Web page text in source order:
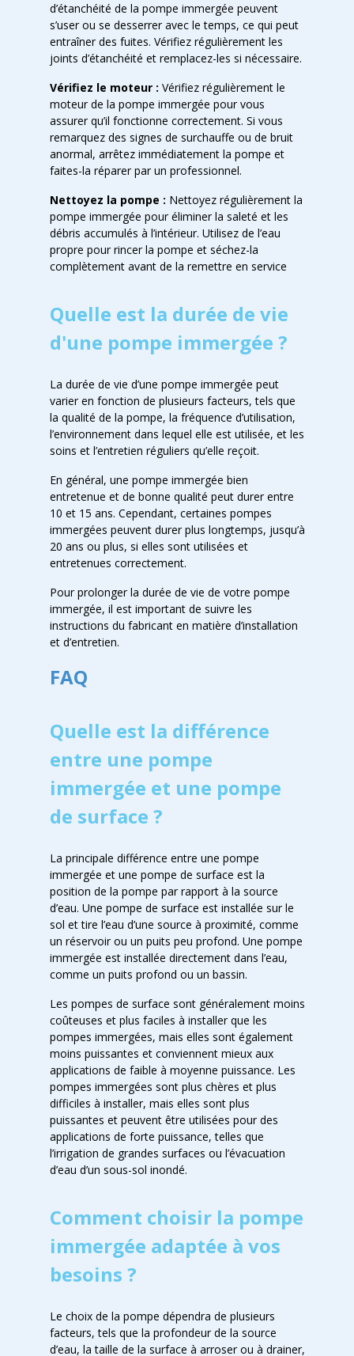
d’étanchéité de la pompe immergée peuvent
s’user ou se desserrer avec le temps, ce qui peut
entraîner des fuites. Vérifiez régulièrement les
joints d’étanchéité et remplacez-les si nécessaire.
Vérifiez le moteur : Vérifiez régulièrement le
moteur de la pompe immergée pour vous
assurer qu’il fonctionne correctement. Si vous
remarquez des signes de surchauffe ou de bruit
anormal, arrêtez immédiatement la pompe et
faites-la réparer par un professionnel.
Nettoyez la pompe : Nettoyez régulièrement la
pompe immergée pour éliminer la saleté et les
débris accumulés à l’intérieur. Utilisez de l’eau
propre pour rincer la pompe et séchez-la
complètement avant de la remettre en service
Quelle est la durée de vie
d'une pompe immergée ?
La durée de vie d’une pompe immergée peut
varier en fonction de plusieurs facteurs, tels que
la qualité de la pompe, la fréquence d’utilisation,
l’environnement dans lequel elle est utilisée, et les
soins et l’entretien réguliers qu’elle reçoit.
En général, une pompe immergée bien
entretenue et de bonne qualité peut durer entre
10 et 15 ans. Cependant, certaines pompes
immergées peuvent durer plus longtemps, jusqu’à
20 ans ou plus, si elles sont utilisées et
entretenues correctement.
Pour prolonger la durée de vie de votre pompe
immergée, il est important de suivre les
instructions du fabricant en matière d’installation
et d’entretien.
FAQ
Quelle est la différence
entre une pompe
immergée et une pompe
de surface ?
La principale différence entre une pompe
immergée et une pompe de surface est la
position de la pompe par rapport à la source
d’eau. Une pompe de surface est installée sur le
sol et tire l’eau d’une source à proximité, comme
un réservoir ou un puits peu profond. Une pompe
immergée est installée directement dans l’eau,
comme un puits profond ou un bassin.
Les pompes de surface sont généralement moins
coûteuses et plus faciles à installer que les
pompes immergées, mais elles sont également
moins puissantes et conviennent mieux aux
applications de faible à moyenne puissance. Les
pompes immergées sont plus chères et plus
difficiles à installer, mais elles sont plus
puissantes et peuvent être utilisées pour des
applications de forte puissance, telles que
l’irrigation de grandes surfaces ou l’évacuation
d’eau d’un sous-sol inondé.
Comment choisir la pompe
immergée adaptée à vos
besoins ?
Le choix de la pompe dépendra de plusieurs
facteurs, tels que la profondeur de la source
d’eau, la taille de la surface à arroser ou à drainer,